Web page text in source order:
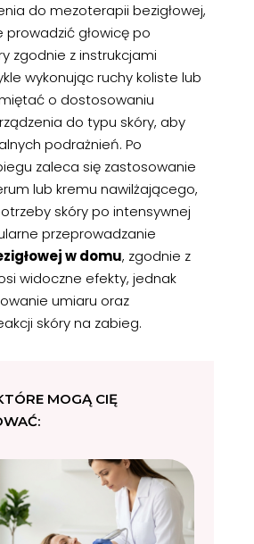
do mezoterapii bezigłowej,
prowadzić głowicę po
zgodnie z instrukcjami
wykonując ruchy koliste lub
o dostosowaniu
do typu skóry, aby
podrażnień. Po
zaleca się zastosowanie
lub kremu nawilżającego,
skóry po intensywnej
przeprowadzanie
w domu, zgodnie z
widoczne efekty, jednak
umiaru oraz
skóry na zabieg.
MOGĄ CIĘ